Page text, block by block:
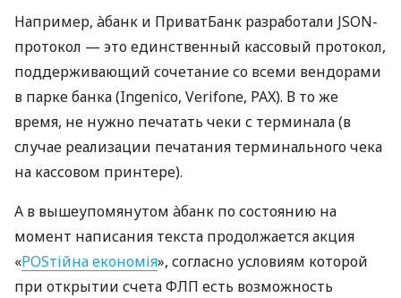
Например, àбанк и ПриватБанк разработали JSON-
протокол — это единственный кассовый протокол,
поддерживающий сочетание со всеми вендорами
в парке банка (Ingenico, Verifone, PAX). В то же
время, не нужно печатать чеки с терминала (в
случае реализации печатания терминального чека
на кассовом принтере).
А в вышеупомянутом àбанк по состоянию на
момент написания текста продолжается акция
«POSтійна економія», согласно условиям которой
при открытии счета ФЛП есть возможность